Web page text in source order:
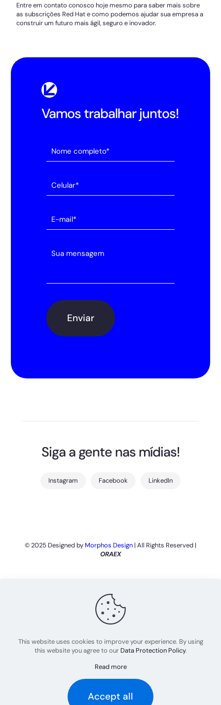
Entre em contato conosco hoje mesmo para saber mais sobre
as subscrições Red Hat e como podemos ajudar sua empresa a
construir um futuro mais ágil, seguro e inovador.
Vamos trabalhar juntos!
Siga a gente nas mídias!
Instagram Facebook LinkedIn
© 2025 Designed by Morphos Design | All Rights Reserved |
ORAEX
This website uses cookies to improve your experience. By using
this website you agree to our Data Protection Policy.
Read more
Accept all